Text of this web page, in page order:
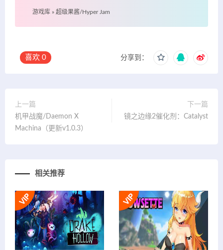
游戏库 » 超级果酱/Hyper Jam
喜欢 0 分享到：
上一篇
机甲战魔/Daemon X
Machina（更新v1.0.3）
下一篇
镜之边缘2催化剂：Catalyst
相关推荐